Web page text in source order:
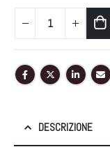
DESCRIZIONE